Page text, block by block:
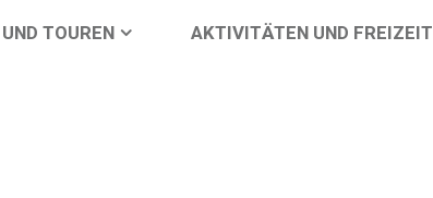
TOUREN AKTIVITÄTEN UND FREIZEIT